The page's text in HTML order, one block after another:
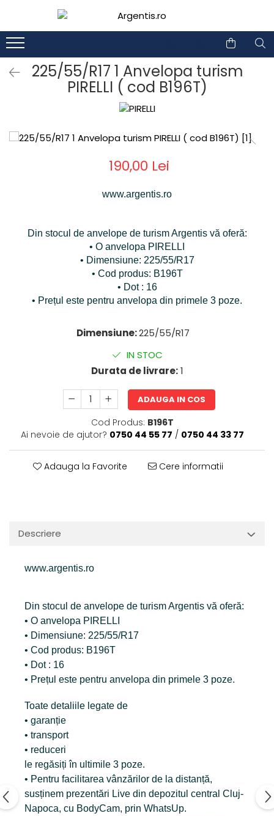
225/55/R17 1 Anvelopa turism
PIRELLI ( cod B196T)
190,00 Lei
www.argentis.ro
Din stocul de anvelope de turism Argentis vă oferă:
• O anvelopa PIRELLI
• Dimensiune: 225/55/R17
• Cod produs: B196T
• Dot : 16
• Prețul este pentru anvelopa din primele 3 poze.
Dimensiune:225/55/R17
IN STOC
Durata de livrare:1
ADAUGA IN COS
Cod Produs: B196T
Ai nevoie de ajutor? 0750 44 55 77 / 0750 44 33 77
Adauga la Favorite Cere informatii
Descriere
www.argentis.ro
Din stocul de anvelope de turism Argentis vă oferă:
• O anvelopa PIRELLI
• Dimensiune: 225/55/R17
• Cod produs: B196T
• Dot : 16
• Prețul este pentru anvelopa din primele 3 poze.
Toate detaliile legate de
• garanție
• transport
• reduceri
le regăsiți în ultimile 3 poze.
• Pentru facilitarea vânzărilor de la distanță,
susținem prezentări Live din depozitul central Cluj-
Napoca, cu BodyCam, prin WhatsUp.